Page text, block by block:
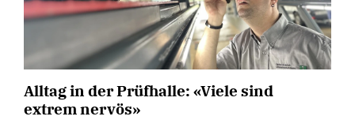
Alltag in der Prüfhalle: «Viele sind
extrem nervös»